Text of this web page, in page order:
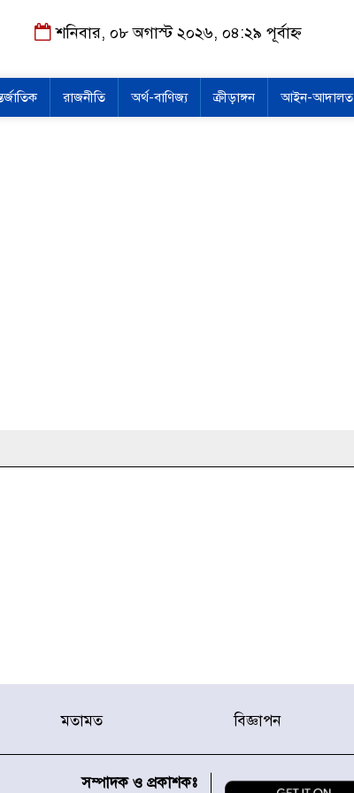
শনিবার, ০৮ অগাস্ট ২০২৬, ০৪:২৯ পূর্বাহ্ন
রাজনীতি অর্থ-বাণিজ্য ক্রীড়াঙ্গন আইন-আদালত
মতামত বিজ্ঞাপন
সম্পাদক ও প্রকাশকঃ